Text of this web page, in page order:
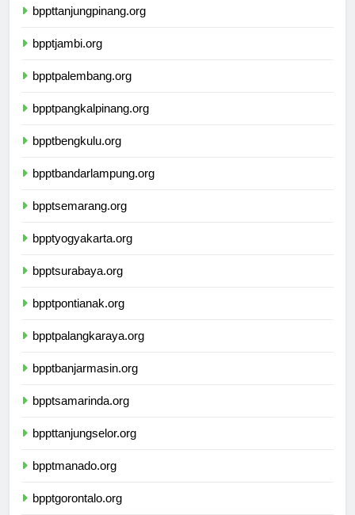
bppttanjungpinang.org
bpptjambi.org
bpptpalembang.org
bpptpangkalpinang.org
bpptbengkulu.org
bpptbandarlampung.org
bpptsemarang.org
bpptyogyakarta.org
bpptsurabaya.org
bpptpontianak.org
bpptpalangkaraya.org
bpptbanjarmasin.org
bpptsamarinda.org
bppttanjungselor.org
bpptmanado.org
bpptgorontalo.org